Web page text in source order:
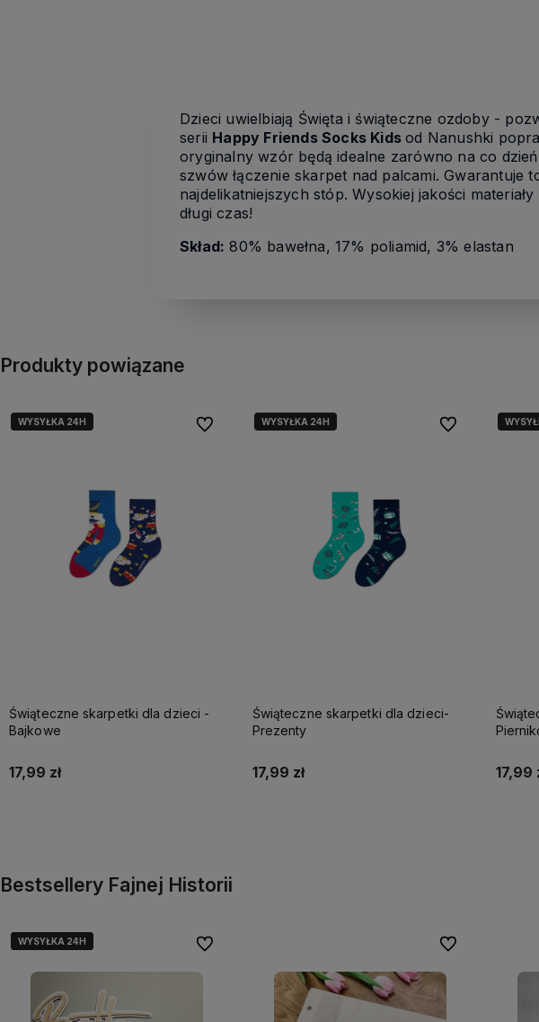
Dzieci uwielbiają Święta i świąteczne ozdoby -
serii Happy Friends Socks Kidsod Nanushki
oryginalny wzór będą idealne zarówno na co
szwów łączenie skarpet nad palcami. Gwarantuje
najdelikatniejszych stóp. Wysokiej jakości
długi czas!
Skład: 80% bawełna, 17% poliamid, 3% elastan
Produkty powiązane
WYSYŁKA 24H
Świąteczne skarpetki dla dzieci -
Bajkowe
17,99 zł
Do ulubionychWYSYŁKA 24H
Świąteczne skarpetki dla dzieci-
Prezenty
17,99 zł
Do ulubionych
17,99
Bestsellery Fajnej Historii
WYSYŁKA 24H
WYSYŁKA 24H Do ulubionych Do ulubionych